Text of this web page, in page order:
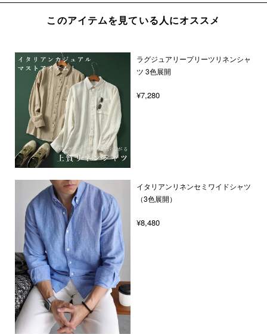
このアイテムを見ている人にオススメ
ラグジュアリープリーツリネンシャ
ツ 3色展開
¥7,280
イタリアンリネンセミワイドシャツ
（3色展開）
¥8,480